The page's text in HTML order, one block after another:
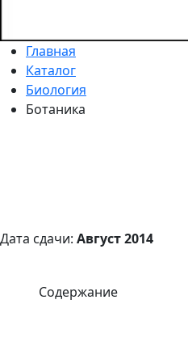
Главная
Каталог
Биология
Ботаника
Дата сдачи: Август 2014
Содержание